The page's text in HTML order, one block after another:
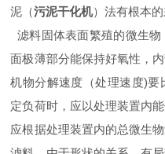
泥（污泥干化机）法有根本的
滤料固体表面繁殖的微生物
面极薄部分能保持好氧性，
机物分解速度（处理速度)
定负荷时，应以处理装置内
应根据处理装置内的总微生